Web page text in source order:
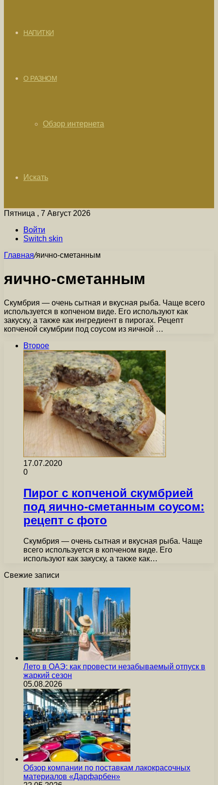
НАПИТКИ
О РАЗНОМ
Обзор интернета
Искать
Пятница , 7 Август 2026
Войти
Switch skin
Главная/яично-сметанным
яично-сметанным
Скумбрия — очень сытная и вкусная рыба. Чаще всего
используется в копченом виде. Его используют как
закуску, а также как ингредиент в пирогах. Рецепт
копченой скумбрии под соусом из яичной …
Второе
17.07.2020
0
Пирог с копченой скумбрией
под яично-сметанным соусом:
рецепт с фото
Скумбрия — очень сытная и вкусная рыба. Чаще
всего используется в копченом виде. Его
используют как закуску, а также как…
Свежие записи
Лето в ОАЭ: как провести незабываемый отпуск в
жаркий сезон
05.08.2026
Обзор компании по поставкам лакокрасочных
материалов «Дарфарбен»